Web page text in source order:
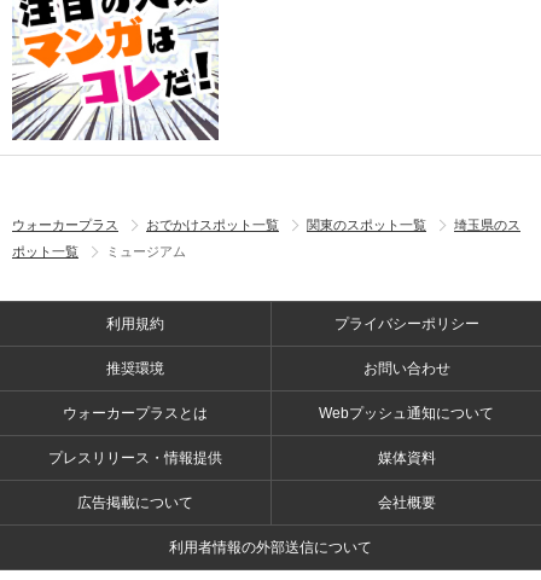
ウォーカープラス おでかけスポット一覧 関東のスポット一覧
埼玉県のス
ポット一覧
ミュージアム
利用規約 プライバシーポリシー
推奨環境 お問い合わせ
ウォーカープラスとは Webプッシュ通知について
プレスリリース・情報提供 媒体資料
広告掲載について 会社概要
利用者情報の外部送信について